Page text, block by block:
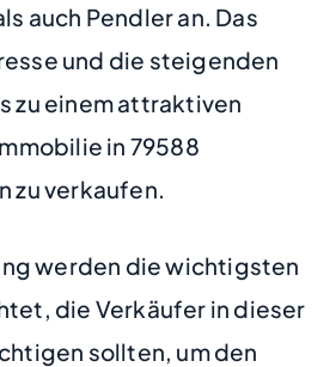
auch Pendler an. Das
und die steigenden
zu einem attraktiven
in 79588
zu verkaufen.
werden die wichtigsten
die Verkäufer in dieser
sollten, um den